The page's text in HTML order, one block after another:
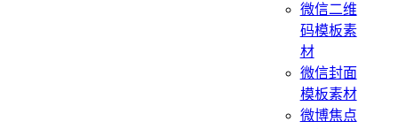
微信二维
码模板素
材
微信封面
模板素材
微博焦点